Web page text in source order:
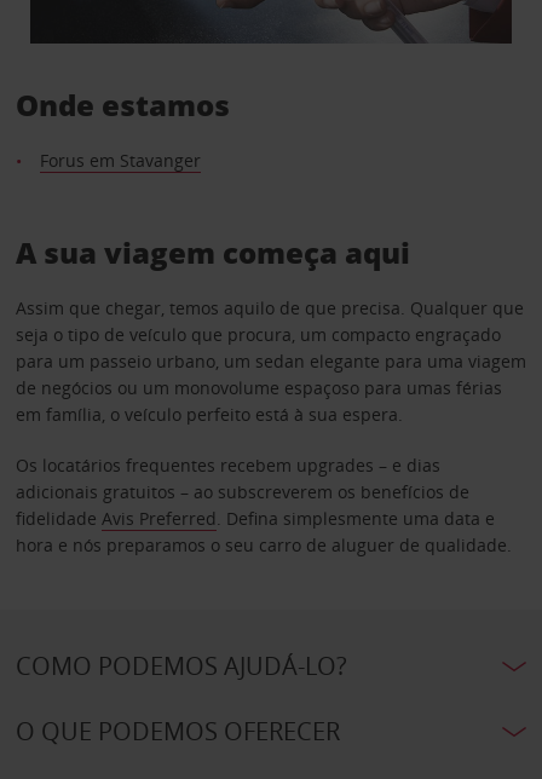
Onde estamos
Forus em Stavanger
A sua viagem começa aqui
Assim que chegar, temos aquilo de que precisa. Qualquer que
seja o tipo de veículo que procura, um compacto engraçado
para um passeio urbano, um sedan elegante para uma viagem
de negócios ou um monovolume espaçoso para umas férias
em família, o veículo perfeito está à sua espera.
Os locatários frequentes recebem upgrades – e dias
adicionais gratuitos – ao subscreverem os benefícios de
fidelidade Avis Preferred. Defina simplesmente uma data e
hora e nós preparamos o seu carro de aluguer de qualidade.
COMO PODEMOS AJUDÁ-LO?
O QUE PODEMOS OFERECER